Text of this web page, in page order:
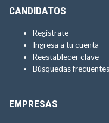
CANDIDATOS
Regístrate
Ingresa a tu cuenta
Reestablecer clave
Búsquedas frecuentes
EMPRESAS